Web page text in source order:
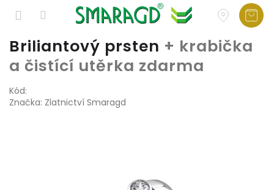
Přejít
obsah
Briliantový prsten + krabička
a čistící utěrka zdarma
Kód:
Značka: Zlatnictví Smaragd